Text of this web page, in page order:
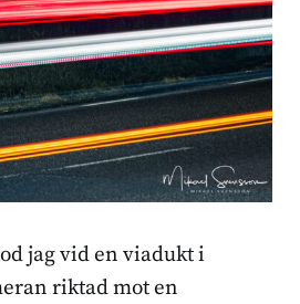
jag vid en viadukt i
riktad mot en